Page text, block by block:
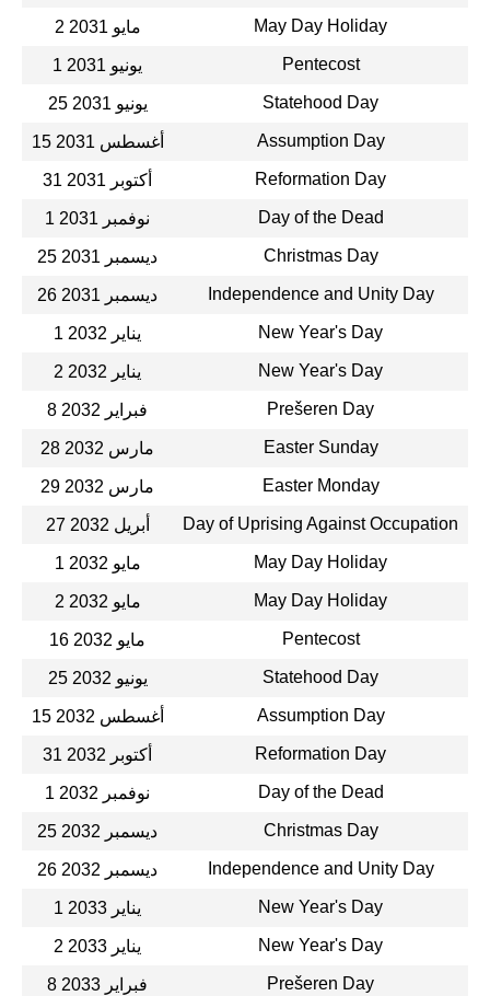
2 مايو 2031 May Day Holiday
1 يونيو 2031 Pentecost
25 يونيو 2031 Statehood Day
15 أغسطس 2031 Assumption Day
31 أكتوبر 2031 Reformation Day
1 نوفمبر 2031 Day of the Dead
25 ديسمبر 2031 Christmas Day
26 ديسمبر 2031 Independence and Unity Day
1 يناير 2032 New Year's Day
2 يناير 2032 New Year's Day
8 فبراير 2032 Prešeren Day
28 مارس 2032 Easter Sunday
29 مارس 2032 Easter Monday
27 أبريل 2032 Day of Uprising Against Occupation
1 مايو 2032 May Day Holiday
2 مايو 2032 May Day Holiday
16 مايو 2032 Pentecost
25 يونيو 2032 Statehood Day
15 أغسطس 2032 Assumption Day
31 أكتوبر 2032 Reformation Day
1 نوفمبر 2032 Day of the Dead
25 ديسمبر 2032 Christmas Day
26 ديسمبر 2032 Independence and Unity Day
1 يناير 2033 New Year's Day
2 يناير 2033 New Year's Day
8 فبراير 2033 Prešeren Day